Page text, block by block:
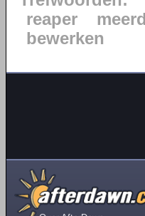
reaper
bewerken